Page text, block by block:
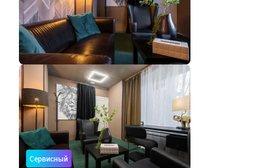
Сервисный